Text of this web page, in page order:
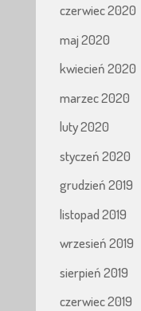
czerwiec 2020
maj 2020
kwiecień 2020
marzec 2020
luty 2020
styczeń 2020
grudzień 2019
listopad 2019
wrzesień 2019
sierpień 2019
czerwiec 2019